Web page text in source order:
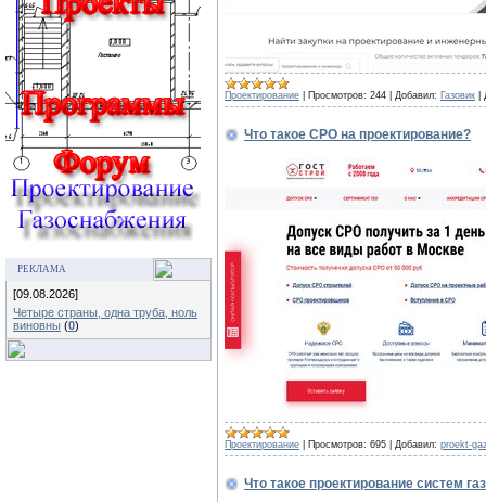
РЕКЛАМА
[09.08.2026]
Четыре страны, одна труба, ноль
виновны (0)
Проектирование Просмотров: 244 Добавил: Газовик
Что такое СРО на проектирование?
Проектирование Просмотров: 695 Добавил: proekt-
Что такое проектирование систем